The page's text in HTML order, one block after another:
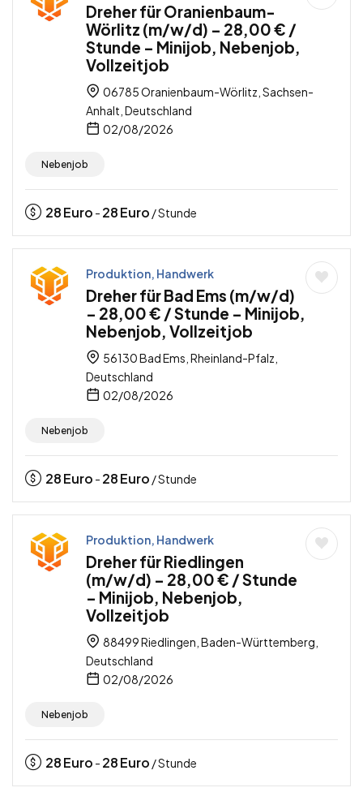
Dreher für Oranienbaum-
Wörlitz (m/w/d) – 28,00 € /
Stunde – Minijob, Nebenjob,
Vollzeitjob
06785 Oranienbaum-Wörlitz, Sachsen-
Anhalt, Deutschland
02/08/2026
Nebenjob
28Euro - 28Euro / Stunde
Produktion, Handwerk
Dreher für Bad Ems (m/w/d)
– 28,00 € / Stunde – Minijob,
Nebenjob, Vollzeitjob
56130 Bad Ems, Rheinland-Pfalz,
Deutschland
02/08/2026
Nebenjob
28Euro - 28Euro / Stunde
Produktion, Handwerk
Dreher für Riedlingen
(m/w/d) – 28,00 € / Stunde
– Minijob, Nebenjob,
Vollzeitjob
88499 Riedlingen, Baden-Württemberg,
Deutschland
02/08/2026
Nebenjob
28Euro - 28Euro / Stunde